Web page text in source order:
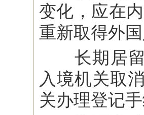
变化，应在
重新取得外
长期居留
入境机关取
关办理登记